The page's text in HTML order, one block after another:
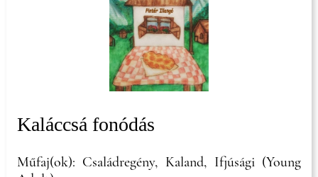
Kaláccsá fonódás
Műfaj(ok): Családregény, Kaland, Ifjúsági (Young